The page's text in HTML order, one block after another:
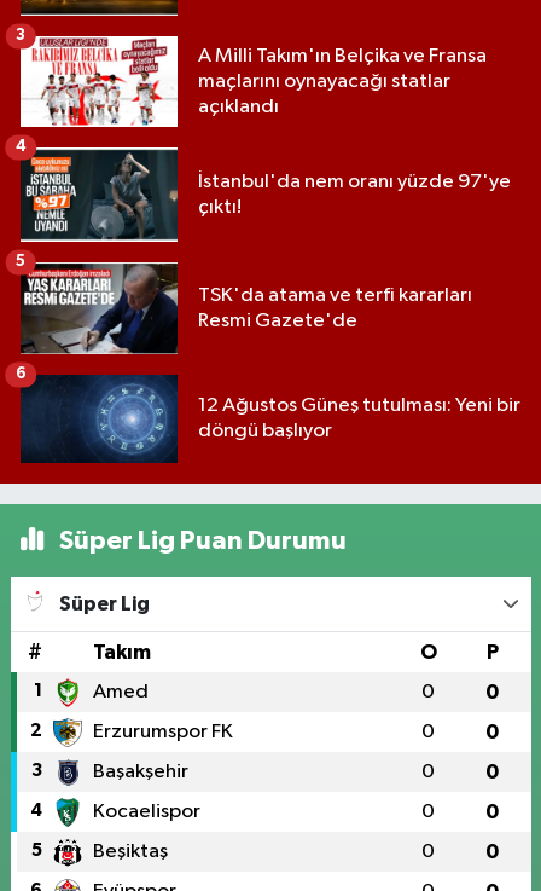
A Milli Takım'ın Belçika ve Fransa
maçlarını oynayacağı statlar
açıklandı
3
İstanbul'da nem oranı yüzde 97'ye
çıktı!
4
TSK'da atama ve terfi kararları
Resmi Gazete'de
5
12 Ağustos Güneş tutulması: Yeni bir
döngü başlıyor
6
Süper Lig Puan Durumu
Süper Lig
# Takım O P
1 Amed 0 0
2 Erzurumspor FK 0 0
3 Başakşehir 0 0
4 Kocaelispor 0 0
5 Beşiktaş 0 0